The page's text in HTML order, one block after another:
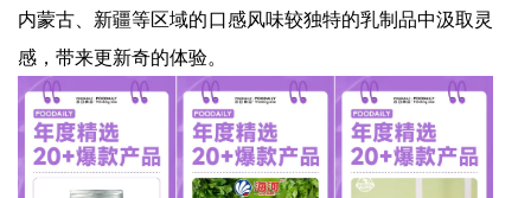
内蒙古、新疆等区域的口感风味较独特的乳制品中汲取灵
感，带来更新奇的体验。